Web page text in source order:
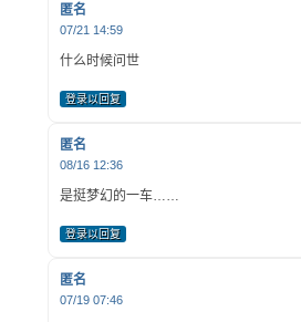
匿名
07/21 14:59
什么时候问世
登录以回复
匿名
08/16 12:36
是挺梦幻的一车……
登录以回复
匿名
07/19 07:46